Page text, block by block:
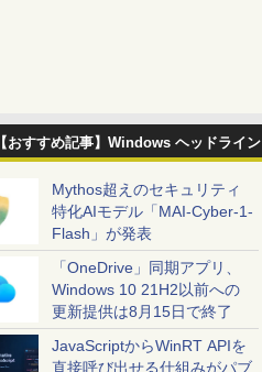
【おすすめ記事】Windows ヘッドライン
Mythos超えのセキュリティ
特化AIモデル「MAI-Cyber-1-
Flash」が発表
「OneDrive」同期アプリ、
Windows 10 21H2以前への
更新提供は8月15日で終了
JavaScriptからWinRT APIを
直接呼び出せる仕組みがパブ